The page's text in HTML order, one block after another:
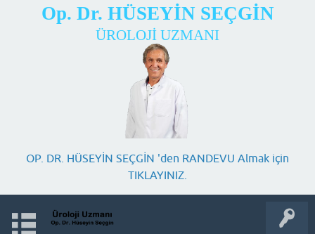
Op. Dr. HÜSEYİN SEÇGİN
ÜROLOJİ UZMANI
OP. DR. HÜSEYİN SEÇGİN 'den RANDEVU Almak için
TIKLAYINIZ.